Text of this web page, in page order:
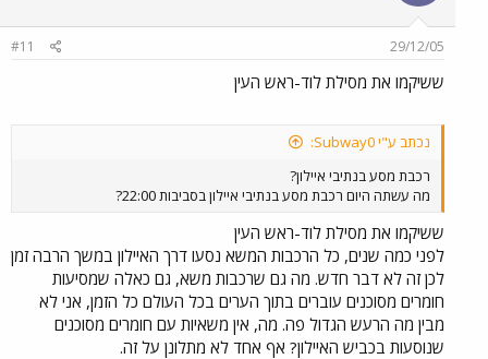
29/12/05
#11
ששיקמו את מסילת לוד-ראש העין
נכתב ע"י Subway0:
רכבת מסע בנתיבי איילון?
מה עשתה היום רכבת מסע בנתיבי איילון בסביבות 22:00?
ששיקמו את מסילת לוד-ראש העין
לפני כמה שנים, כל הרכבות המשא נסעו דרך האיילון במשך הרבה זמן
לכן זה לא דבר חדש. מה גם שרכבות משא, גם כאלה שמסיעות
חומרים מסוכנים עוברים בתוך הערים בכל העולם כל הזמן, אני לא
מבין מה הרעש הגדול פה. מה, אין משאיות עם חומרים מסוכנים
שנוסעות בכביש האיילון? אף אחד לא מתלונן על זה.